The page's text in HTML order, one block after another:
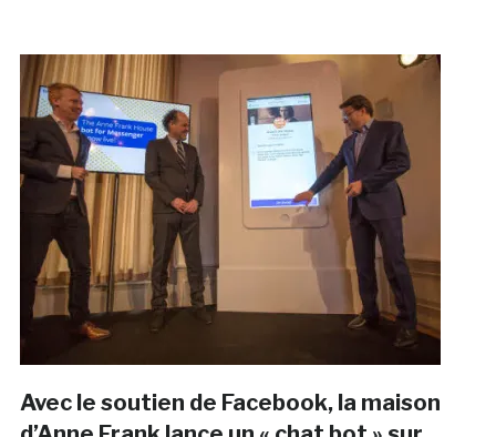
Avec le soutien de Facebook, la maison